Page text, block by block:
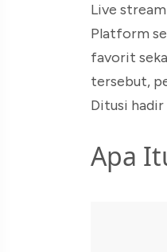
Live
Platform
favorit
tersebut,
Ditusi
Apa